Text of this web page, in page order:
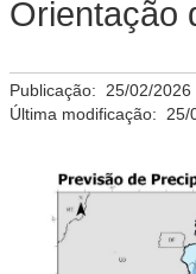
Orientação
Publicação: 25/02/2026
Última modificação: 25/